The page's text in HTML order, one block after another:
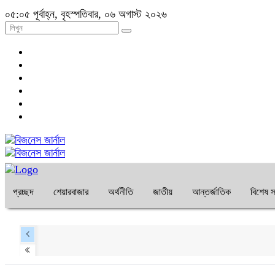
০৫:০৫ পূর্বাহ্ন, বৃহস্পতিবার, ০৬ অগাস্ট ২০২৬
প্রচ্ছদ শেয়ারবাজার অর্থনীতি জাতীয় আন্তর্জাতিক বিশেষ